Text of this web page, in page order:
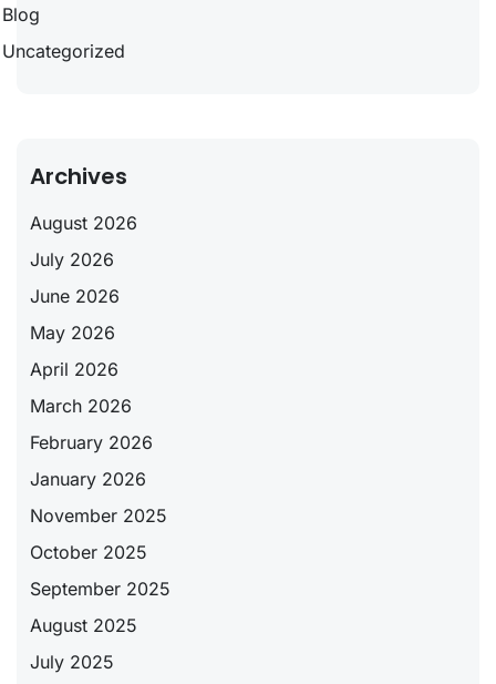
Blog
Uncategorized
Archives
August 2026
July 2026
June 2026
May 2026
April 2026
March 2026
February 2026
January 2026
November 2025
October 2025
September 2025
August 2025
July 2025